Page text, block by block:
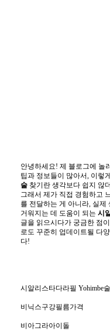
안녕하세요! 제 블로그에 놀
팁과 정보들이 많아서, 이렇
술찾기란 생각보다 쉽지 않
그래서 제가 직접 경험하고
를 전달하는 게 아니라, 실
거워지는 데 도움이 되는 시
글을 읽으시다가 궁금한 점
로도 꾸준히 업데이트될 다
다!
시알리스타다라필 Yohimbe술
비닉스구강필름가격
비아그라아이돌